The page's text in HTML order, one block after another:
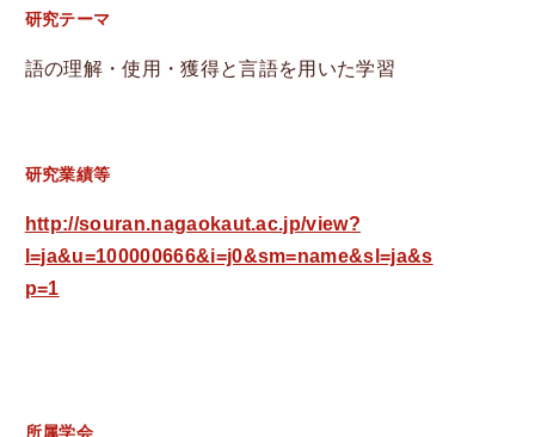
研究テーマ
語の理解・使用・獲得と言語を用いた学習
研究業績等
http://souran.nagaokaut.ac.jp/view?
l=ja&u=100000666&i=j0&sm=name&sl=ja&s
p=1
所属学会